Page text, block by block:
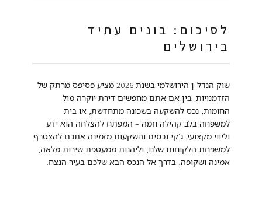
לסיכום: בונים עתיד
בירושלים
שוק הנדל"ן הירושלמי בשנת 2026 מציע פסיפס מרתק של
הזדמנויות. בין אם אתם מחפשים דירת יוקרה מול
החומות, נכס להשקעה בשכונה מתחדשת, או בית
למשפחה בלב קהילה חמה – המפתח להצלחה הוא ידע
וליווי מקצועי. ג'קי נכסים והשקעות מזמינה אתכם להצטרף
למשפחת הלקוחות שלנו, וליהנות ממעטפת שירות מלאה,
אמינה ושקופה, בדרך אל הנכס הבא שלכם בעיר הנצח.